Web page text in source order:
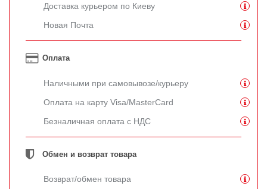
Доставка курьером по Киеву
Новая Почта
Оплата
Наличными при самовывозе/курьеру
Оплата на карту Visa/MasterCard
Безналичная оплата с НДС
Обмен и возврат товара
Возврат/обмен товара